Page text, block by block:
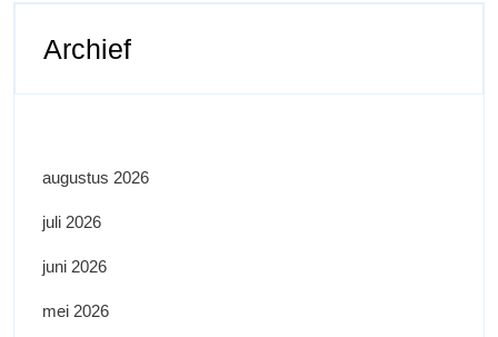
Archief
augustus 2026
juli 2026
juni 2026
mei 2026